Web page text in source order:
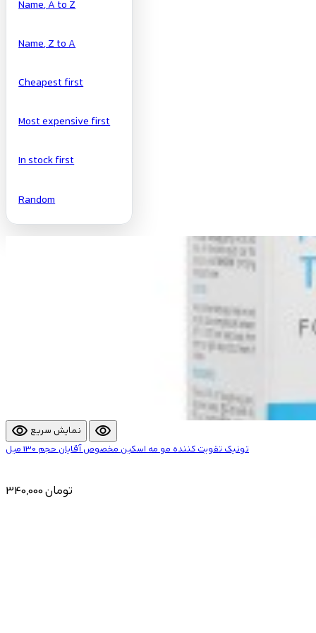
Name, A to Z
Name, Z to A
Cheapest first
Most expensive first
In stock first
Random
visibility نمایش سریع visibility
تونیک تقویت کننده مو مه اسکین مخصوص آقایان حجم 130 میل
340,000 تومان